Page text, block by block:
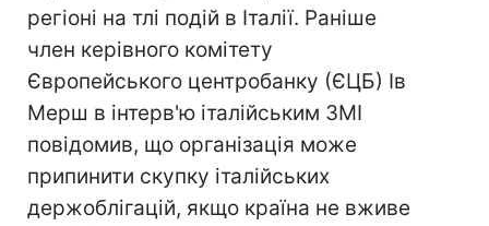
регіоні на тлі подій в Італії. Раніше
член керівного комітету
Європейського центробанку (ЄЦБ) Ів
Мерш в інтерв'ю італійським ЗМІ
повідомив, що організація може
припинити скупку італійських
держоблігацій, якщо країна не вживе